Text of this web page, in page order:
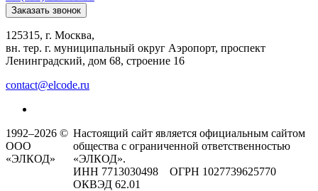
Заказать звонок
125315, г. Москва,
вн. тер. г. муниципальный округ Аэропорт, проспект
Ленинградский, дом 68, строение 16
contact@elcode.ru
1992–2026 ©
ООО
«ЭЛКОД»
Настоящий сайт является официальным сайтом
общества с ограниченной ответственностью
«ЭЛКОД».
ИНН 7713030498 ОГРН 1027739625770
ОКВЭД 62.01